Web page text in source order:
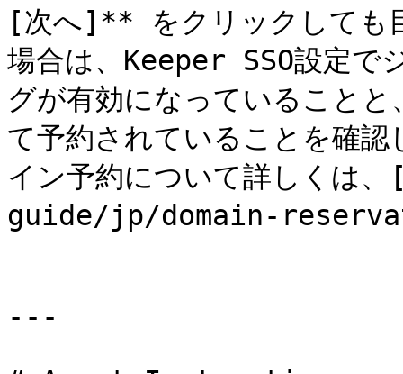
[次へ]** をクリックしても
場合は、Keeper SSO設定で
グが有効になっていること
て予約されていることを確
イン予約について詳しく
guide/jp/domain-
---